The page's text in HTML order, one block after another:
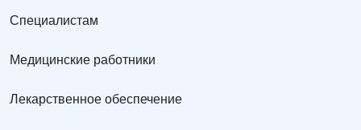
Специалистам
Медицинские работники
Лекарственное обеспечение